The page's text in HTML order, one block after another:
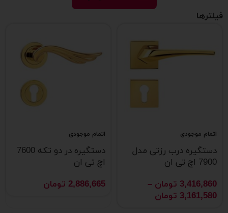
فیلترها
اتمام موجودی
دستگیره درب رزتی مدل
7900 اچ تی ان
3,416,860 تومان –
3,161,580 تومان
اتمام موجودی
دستگیره در دو تکه 7600
اچ تی ان
2,886,665 تومان